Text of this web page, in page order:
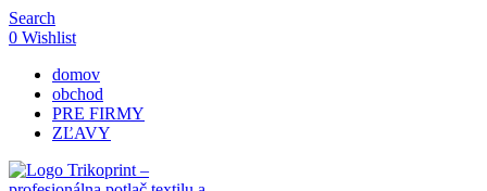
Search
0 Wishlist
domov
obchod
PRE FIRMY
ZĽAVY